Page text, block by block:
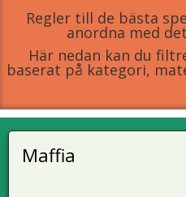
Regler till de bästa
anordna med
Här nedan kan du
baserat på kategori,
Maffia